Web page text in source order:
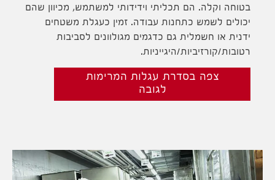
בטוחה וקלה. הם תכליתי וידידותי למשתמש, מכיוון שהם
יכולים לשמש כתחנות עבודה. זמין כעגלת משטחים
ידנית או חשמלית גם כדגמים מגולוונים לסביבות
רטובות/קורזיביות/היגייניות.
צפה בסדרת עגלות המרימות
לגובה